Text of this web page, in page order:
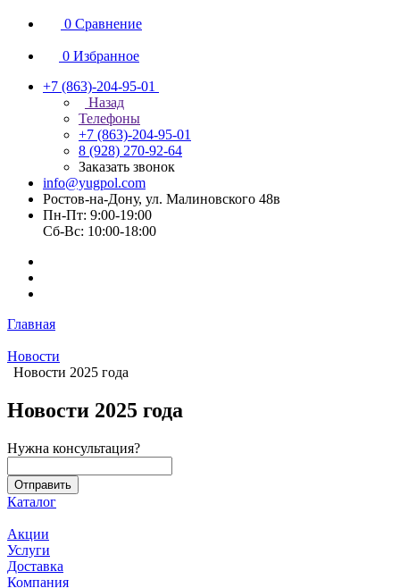
0 Сравнение
0 Избранное
+7 (863)-204-95-01
Назад
Телефоны
+7 (863)-204-95-01
8 (928) 270-92-64
Заказать звонок
info@yugpol.com
Ростов-на-Дону, ул. Малиновского 48в
Пн-Пт: 9:00-19:00
Cб-Вс: 10:00-18:00
Главная
Новости
Новости 2025 года
Новости 2025 года
Нужна консультация?
Каталог
Акции
Услуги
Доставка
Компания